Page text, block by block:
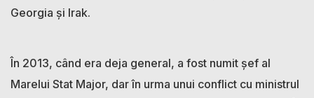
Georgia și Irak.
În 2013, când era deja general, a fost numit șef al
Marelui Stat Major, dar în urma unui conflict cu ministrul